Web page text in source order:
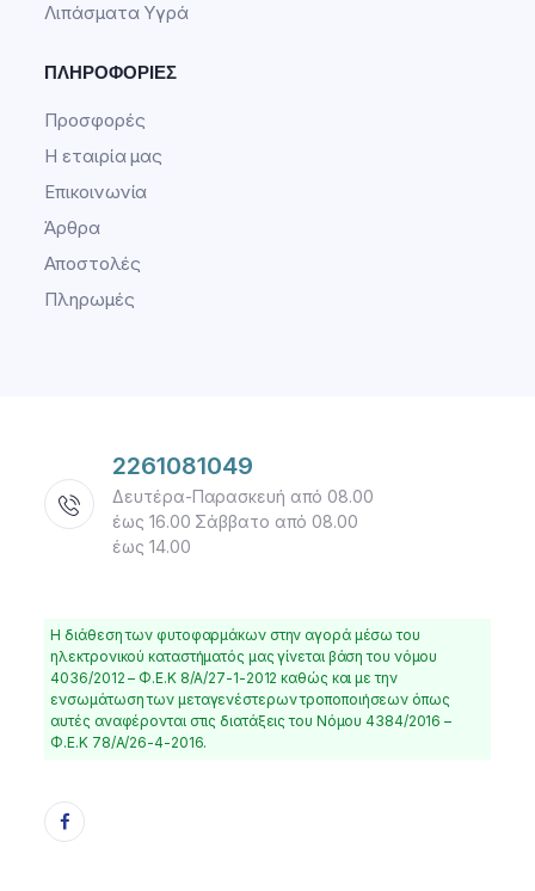
Λιπάσματα Υγρά
ΠΛΗΡΟΦΟΡΊΕΣ
Προσφορές
Η εταιρία μας
Επικοινωνία
Άρθρα
Αποστολές
Πληρωμές
2261081049
Δευτέρα-Παρασκευή από 08.00
έως 16.00 Σάββατο από 08.00
έως 14.00
Η διάθεση των φυτοφαρμάκων στην αγορά μέσω του
ηλεκτρονικού καταστήματός μας γίνεται βάση του νόμου
4036/2012 – Φ.Ε.Κ 8/Α/27-1-2012 καθώς και με την
ενσωμάτωση των μεταγενέστερων τροποποιήσεων όπως
αυτές αναφέρονται στις διατάξεις του Νόμου 4384/2016 –
Φ.Ε.Κ 78/Α/26-4-2016.